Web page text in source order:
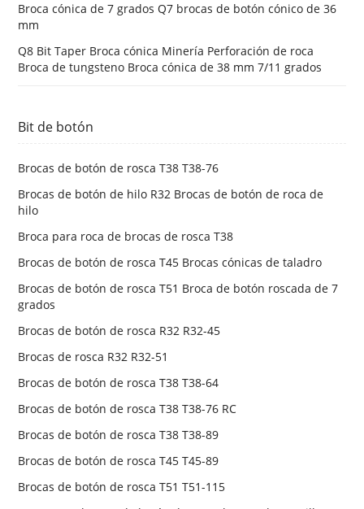
Broca cónica de 7 grados Q7 brocas de botón cónico de 36
mm
Q8 Bit Taper Broca cónica Minería Perforación de roca
Broca de tungsteno Broca cónica de 38 mm 7/11 grados
Bit de botón
Brocas de botón de rosca T38 T38-76
Brocas de botón de hilo R32 Brocas de botón de roca de
hilo
Broca para roca de brocas de rosca T38
Brocas de botón de rosca T45 Brocas cónicas de taladro
Brocas de botón de rosca T51 Broca de botón roscada de 7
grados
Brocas de botón de rosca R32 R32-45
Brocas de rosca R32 R32-51
Brocas de botón de rosca T38 T38-64
Brocas de botón de rosca T38 T38-76 RC
Brocas de botón de rosca T38 T38-89
Brocas de botón de rosca T45 T45-89
Brocas de botón de rosca T51 T51-115